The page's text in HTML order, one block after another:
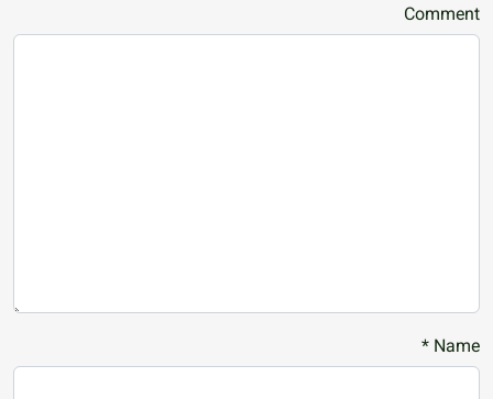
Comment
Name *